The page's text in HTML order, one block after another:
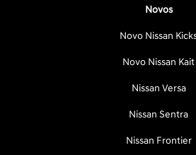
Novos
Novo Nissan
Novo Nissan Kait
Nissan Versa
Nissan Sentra
Nissan Frontier